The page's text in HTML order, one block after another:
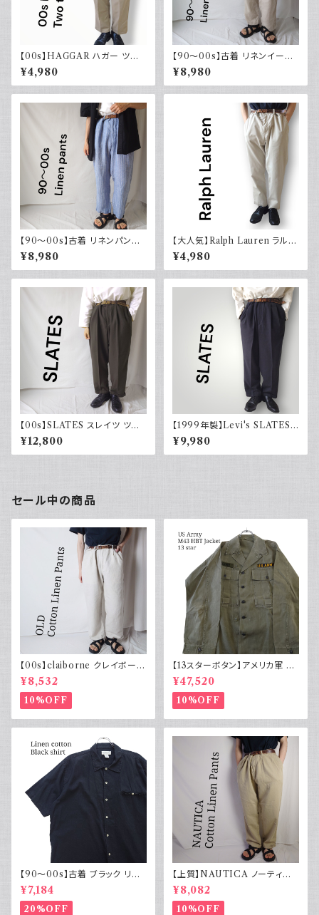
【00s】HAGGAR ハガー ツー
タックスラックス ポリエステル
ベージュ 古着 34 29
¥4,980
【90～00s】古着 リネンイージ
ーパンツ 夏 32×30 APT9 カジ
ュアル
¥8,980
【90～00s】古着 リネンパンツ
ストライプ ライトブルー 夏 スラ
ックス
¥8,980
【大人気】Ralph Lauren ラルフ
ローレン チノパン アイボリー
¥4,980
【00s】SLATES スレイツ ツー
タック スラックス リーバイス Le
vi's カーキグリーン 古着
¥12,800
【1999年製】Levi's SLATES
スレイツ スラックス ツータック
チャコールグレー リーバイス 古
着
¥9,980
セール中の商品
【00s】claiborne クレイボーン
リネンコットンパンツ ツータック
¥8,532
10%OFF
【13スターボタン】アメリカ軍 M
43 HBT ジャケット パッチ 軍物
実物
¥47,520
10%OFF
【90～00s】古着 ブラック リネ
ンコットンシャツ 黒 ボックスシ
ルエット
¥7,184
20%OFF
【上質】NAUTICA ノーティカ
コットンリネンパンツ ツータック
¥8,082
10%OFF